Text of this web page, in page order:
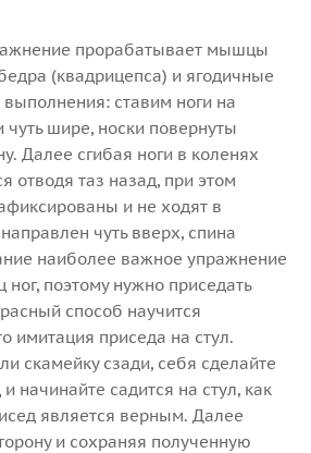
прорабатывает мышцы
(квадрицепса) и ягодичные
ставим ноги на
шире, носки повернуты
Далее сгибая ноги в коленях
отводя таз назад, при этом
и не ходят в
чуть вверх, спина
наиболее важное упражнение
поэтому нужно приседать
способ научится
имитация приседа на стул.
скамейку сзади, себя сделайте
начинайте садится на стул, как
является верным. Далее
и сохраняя полученную